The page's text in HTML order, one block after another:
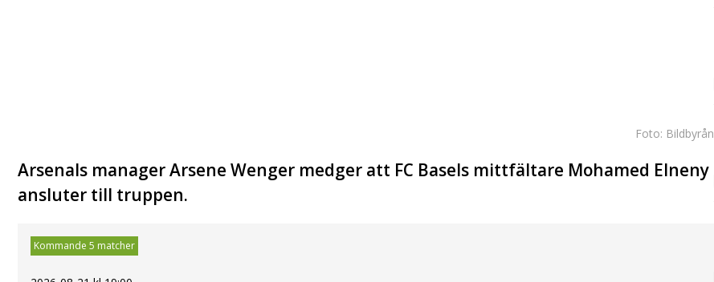
Foto: Bildbyrån
Arsenals manager Arsene Wenger medger att FC Basels mittfältare Mohamed Elneny
ansluter till truppen.
Kommande 5 matcher